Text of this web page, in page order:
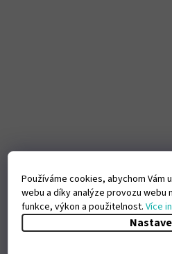
Používáme cookies, abychom Vám
webu a díky analýze provozu webu
funkce, výkon a použitelnost.Více